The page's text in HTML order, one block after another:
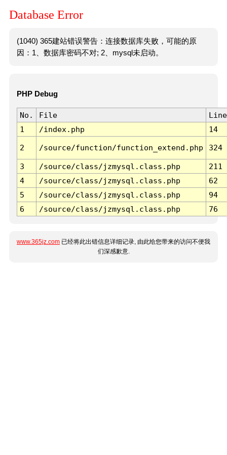
Database Error
(1040) 365建站错误警告：连接数据库失败，可能的原
因：1、数据库密码不对; 2、mysql未启动。
PHP Debug
No. File
Line
1
/index.php 14
2 /source/function/function_extend.php 324
3 /source/class/jzmysql.class.php
211
4
/source/class/jzmysql.class.php
62
5
/source/class/jzmysql.class.php
94
6
/source/class/jzmysql.class.php 76
www.365jz.com 已经将此出错信息详细记录, 由此给您带来的访问不便我
们深感歉意.